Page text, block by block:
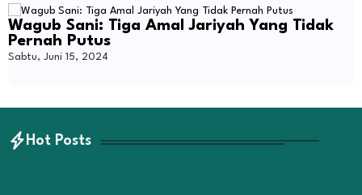
Wagub Sani: Tiga Amal Jariyah Yang Tidak
Pernah Putus
Sabtu, Juni 15, 2024
Hot Posts